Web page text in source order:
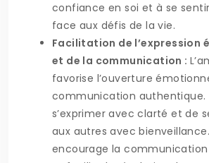
confiance en soi et à se
face aux défis de la vie.
Facilitation de l’expression
et de la communication :
favorise l’ouverture
communication authentique.
s’exprimer avec clarté et de
aux autres avec bienveillance.
encourage la